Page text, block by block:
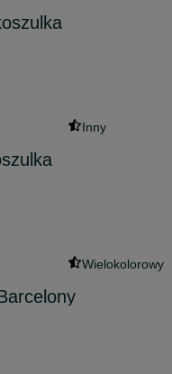
Inny
Wielokolorowy